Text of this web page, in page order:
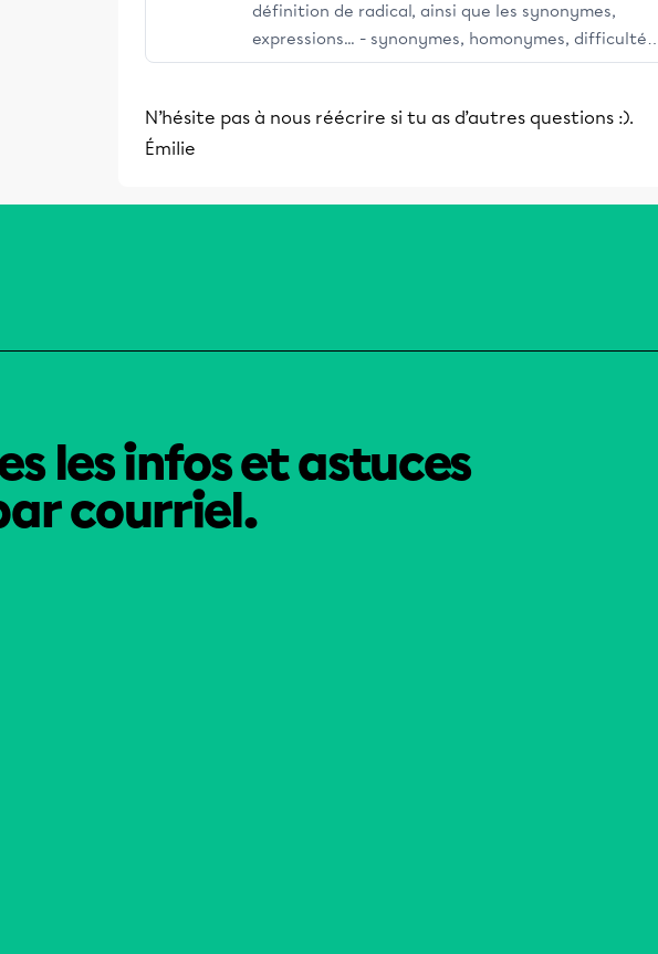
définition de radical, ainsi que les synonymes,
expressions... - synonymes, homonymes, difficultés,
citations.
N’hésite pas à nous réécrire si tu as d’autres questions :).
Émilie
les infos et astuces
courriel.